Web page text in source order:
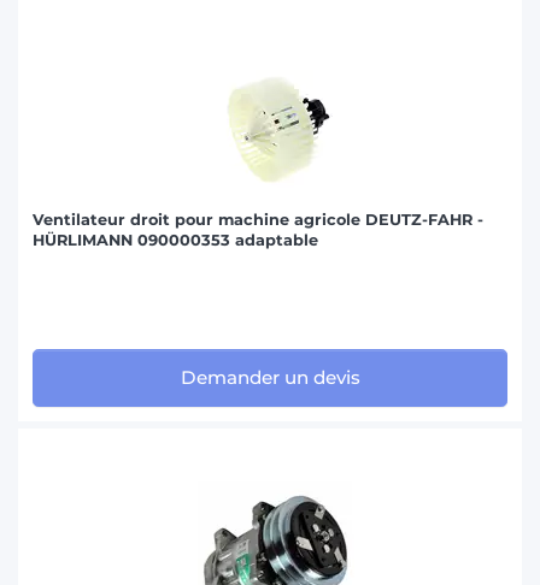
Ventilateur droit pour machine agricole DEUTZ-FAHR -
HÜRLIMANN 090000353 adaptable
Demander un devis